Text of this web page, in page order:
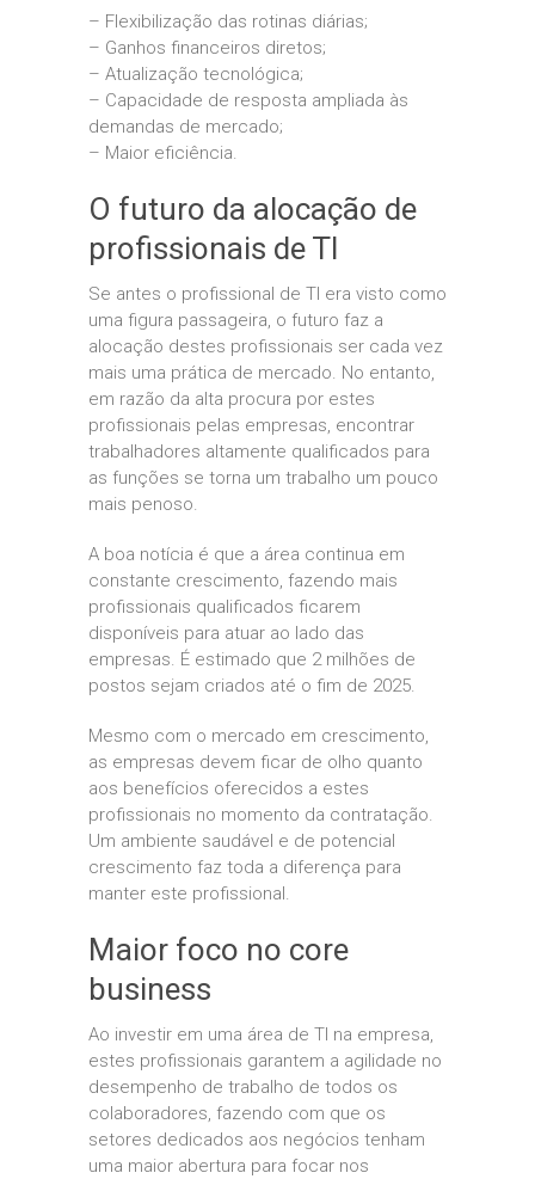
– Flexibilização das rotinas diárias;
– Ganhos financeiros diretos;
– Atualização tecnológica;
– Capacidade de resposta ampliada às
demandas de mercado;
– Maior eficiência.
O futuro da alocação de
profissionais de TI
Se antes o profissional de TI era visto como
uma figura passageira, o futuro faz a
alocação destes profissionais ser cada vez
mais uma prática de mercado. No entanto,
em razão da alta procura por estes
profissionais pelas empresas, encontrar
trabalhadores altamente qualificados para
as funções se torna um trabalho um pouco
mais penoso.
A boa notícia é que a área continua em
constante crescimento, fazendo mais
profissionais qualificados ficarem
disponíveis para atuar ao lado das
empresas. É estimado que 2 milhões de
postos sejam criados até o fim de 2025.
Mesmo com o mercado em crescimento,
as empresas devem ficar de olho quanto
aos benefícios oferecidos a estes
profissionais no momento da contratação.
Um ambiente saudável e de potencial
crescimento faz toda a diferença para
manter este profissional.
Maior foco no core
business
Ao investir em uma área de TI na empresa,
estes profissionais garantem a agilidade no
desempenho de trabalho de todos os
colaboradores, fazendo com que os
setores dedicados aos negócios tenham
uma maior abertura para focar nos